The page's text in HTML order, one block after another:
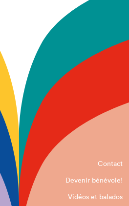
Contact
Devenir bénévole!
Vidéos et balados